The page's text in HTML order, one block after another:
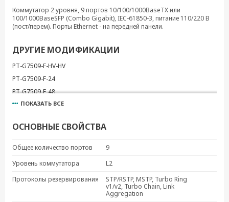
Коммутатор 2 уровня, 9 портов 10/100/1000BaseTX или
100/1000BaseSFP (Combo Gigabit), IEC-61850-3, питание 110/220 В
(пост/перем). Порты Ethernet - на передней панели.
ДРУГИЕ МОДИФИКАЦИИ
PT-G7509-F-HV-HV
PT-G7509-F-24
PT-G7509-F-48
PT-G7509-F-24-24
PT-G7509-F-24-HV
PT-G7509-R-24
PT-G7509-R-24-HV
PT-G7509-R-48
ПОКАЗАТЬ ВСЕ
ОСНОВНЫЕ СВОЙСТВА
Общее количество портов
9
Уровень коммутатора
L2
Протоколы резервирования
STP/RSTP, MSTP, Turbo Ring
v1/v2, Turbo Chain, Link
Aggregation